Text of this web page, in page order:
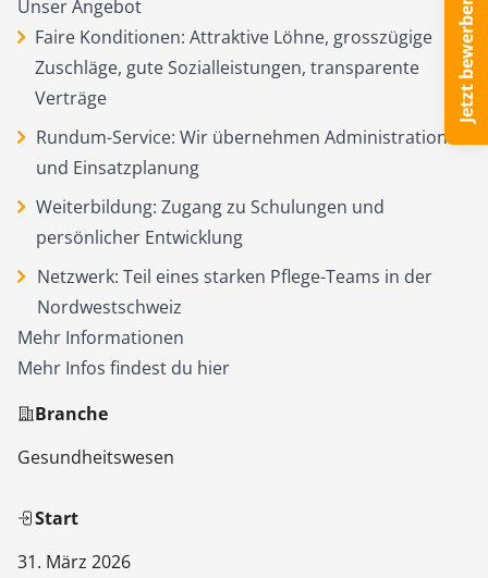
Unser Angebot
Faire Konditionen: Attraktive Löhne, grosszügige
Zuschläge, gute Sozialleistungen, transparente
Verträge
Rundum-Service: Wir übernehmen Administration
und Einsatzplanung
Weiterbildung: Zugang zu Schulungen und
persönlicher Entwicklung
Netzwerk: Teil eines starken Pflege-Teams in der
Nordwestschweiz
Mehr Informationen
Mehr Infos findest du hier
Branche
Gesundheitswesen
Start
31. März 2026
Jetzt bewerben